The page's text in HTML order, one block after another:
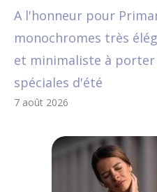
A l'honneur pour
monochromes très
et minimaliste à porter
spéciales d'été
7 août 2026